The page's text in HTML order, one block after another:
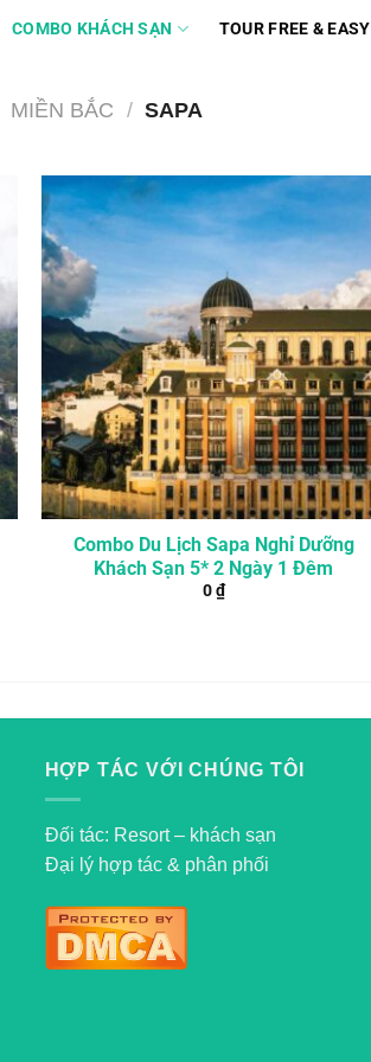
COMBO KHÁCH SẠN TOUR FREE & EASY
MIỀN BẮC / SAPA
Combo Du Lịch Sapa Nghỉ Dưỡng
Khách Sạn 5* 2 Ngày 1 Đêm
0₫
HỢP TÁC VỚI CHÚNG TÔI
Đối tác: Resort – khách sạn
Đại lý hợp tác & phân phối